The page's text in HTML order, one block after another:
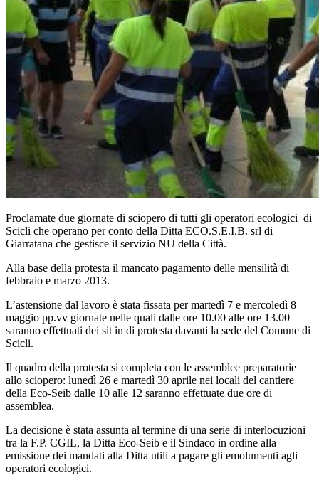
Proclamate due giornate di sciopero di tutti gli operatori ecologici di
Scicli che operano per conto della Ditta ECO.S.E.I.B. srl di
Giarratana che gestisce il servizio NU della Città.
Alla base della protesta il mancato pagamento delle mensilità di
febbraio e marzo 2013.
L’astensione dal lavoro è stata fissata per martedì 7 e mercoledì 8
maggio pp.vv giornate nelle quali dalle ore 10.00 alle ore 13.00
saranno effettuati dei sit in di protesta davanti la sede del Comune di
Scicli.
Il quadro della protesta si completa con le assemblee preparatorie
allo sciopero: lunedì 26 e martedì 30 aprile nei locali del cantiere
della Eco-Seib dalle 10 alle 12 saranno effettuate due ore di
assemblea.
La decisione è stata assunta al termine di una serie di interlocuzioni
tra la F.P. CGIL, la Ditta Eco-Seib e il Sindaco in ordine alla
emissione dei mandati alla Ditta utili a pagare gli emolumenti agli
operatori ecologici.